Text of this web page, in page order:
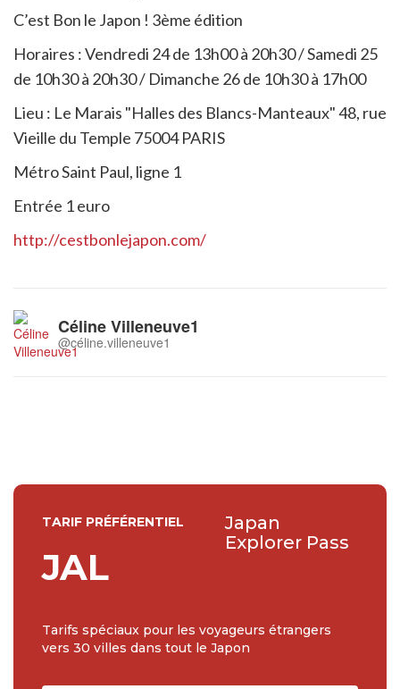
C’est Bon le Japon ! 3ème édition
Horaires : Vendredi 24 de 13h00 à 20h30 / Samedi 25
de 10h30 à 20h30 / Dimanche 26 de 10h30 à 17h00
Lieu : Le Marais "Halles des Blancs-Manteaux" 48, rue
Vieille du Temple 75004 PARIS
Métro Saint Paul, ligne 1
Entrée 1 euro
http://cestbonlejapon.com/
Céline Villeneuve1
@céline.villeneuve1
TARIF PRÉFÉRENTIEL
JAL
Japan
Explorer Pass
Tarifs spéciaux pour les voyageurs étrangers
vers 30 villes dans tout le Japon